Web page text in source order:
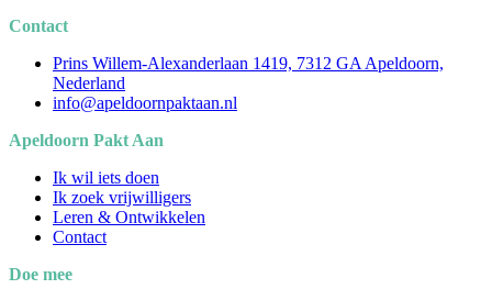
Contact
Prins Willem-Alexanderlaan 1419, 7312 GA Apeldoorn,
Nederland
info@apeldoornpaktaan.nl
Apeldoorn Pakt Aan
Ik wil iets doen
Ik zoek vrijwilligers
Leren & Ontwikkelen
Contact
Doe mee